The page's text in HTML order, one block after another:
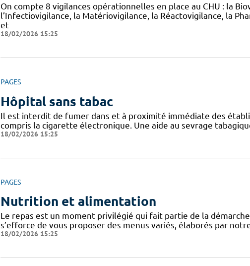
On compte 8 vigilances opérationnelles en place au CHU : la
l’Infectiovigilance, la Matériovigilance, la Réactovigilance, la
et
18/02/2026 15:25
PAGES
Hôpital sans tabac
Il est interdit de fumer dans et à proximité immédiate des
compris la cigarette électronique. Une aide au sevrage
18/02/2026 15:25
PAGES
Nutrition et alimentation
Le repas est un moment privilégié qui fait partie de la
s’efforce de vous proposer des menus variés, élaborés par
18/02/2026 15:25